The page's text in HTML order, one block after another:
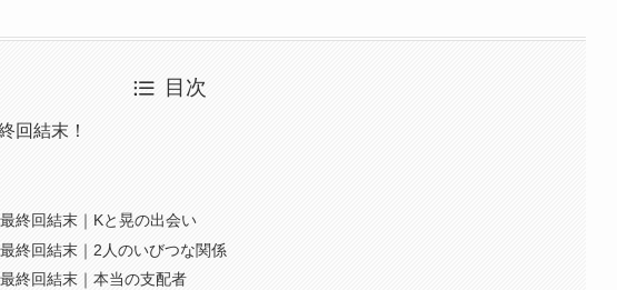
目次
回結末！
終回結末｜Kと晃の出会い
終回結末｜2人のいびつな関係
終回結末｜本当の支配者